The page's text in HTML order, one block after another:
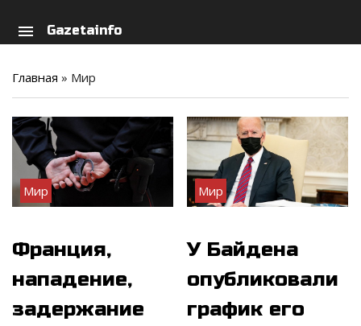
menu Gazetainfo
Главная » Мир
Мир
Франция,
нападение,
задержание
Мир
У Байдена
опубликовали
график его